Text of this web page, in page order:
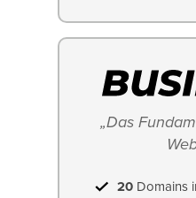
„Das
20 Domains